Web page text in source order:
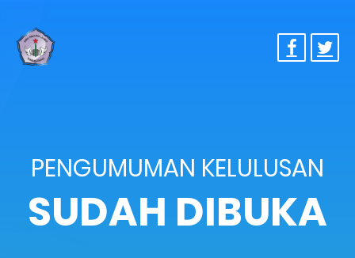
PENGUMUMAN KELULUSAN
SUDAH DIBUKA